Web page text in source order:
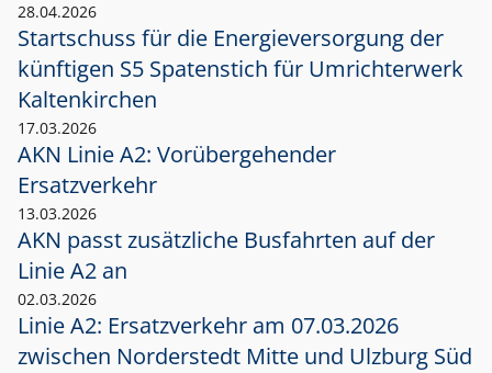
28.04.2026
Startschuss für die Energieversorgung der
künftigen S5 Spatenstich für Umrichterwerk
Kaltenkirchen
17.03.2026
AKN Linie A2: Vorübergehender
Ersatzverkehr
13.03.2026
AKN passt zusätzliche Busfahrten auf der
Linie A2 an
02.03.2026
Linie A2: Ersatzverkehr am 07.03.2026
zwischen Norderstedt Mitte und Ulzburg Süd